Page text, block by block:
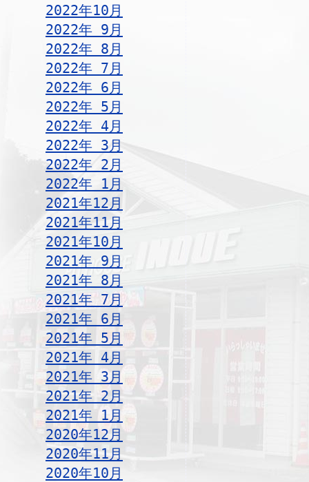
2022年10月
2022年 9月
2022年 8月
2022年 7月
2022年 6月
2022年 5月
2022年 4月
2022年 3月
2022年 2月
2022年 1月
2021年12月
2021年11月
2021年10月
2021年 9月
2021年 8月
2021年 7月
2021年 6月
2021年 5月
2021年 4月
2021年 3月
2021年 2月
2021年 1月
2020年12月
2020年11月
2020年10月